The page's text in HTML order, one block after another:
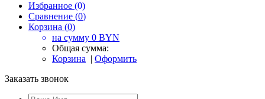
Избранное (0)
Сравнение (0)
Корзина (0)
на сумму 0 BYN
Общая сумма:
Корзина | Оформить
Заказать звонок